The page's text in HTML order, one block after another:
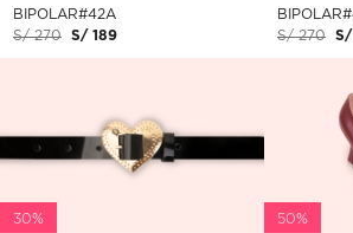
BIPOLAR#42A
S/ 270
S/ 189
S/ 270
S/
30% 50%